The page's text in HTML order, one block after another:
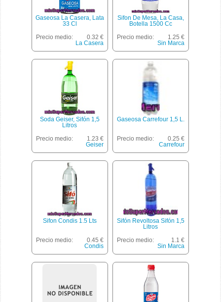
Gaseosa La Casera, Lata
33 Cl
Precio medio:
0.32 €
La Casera
Sifon De Mesa, La Casa,
Botella 1500 Cc
Precio medio:
1.25 €
Sin Marca
Soda Geiser, Sifón 1,5
Litros
Precio medio:
1.23 €
Geiser
Gaseosa Carrefour 1,5 L.
Precio medio:
0.25 €
Carrefour
Sifon Condis 1.5 Lts
Precio medio:
0.45 €
Condis
Sifón Revoltosa Sifón 1,5
Litros
Precio medio:
1.1 €
Sin Marca